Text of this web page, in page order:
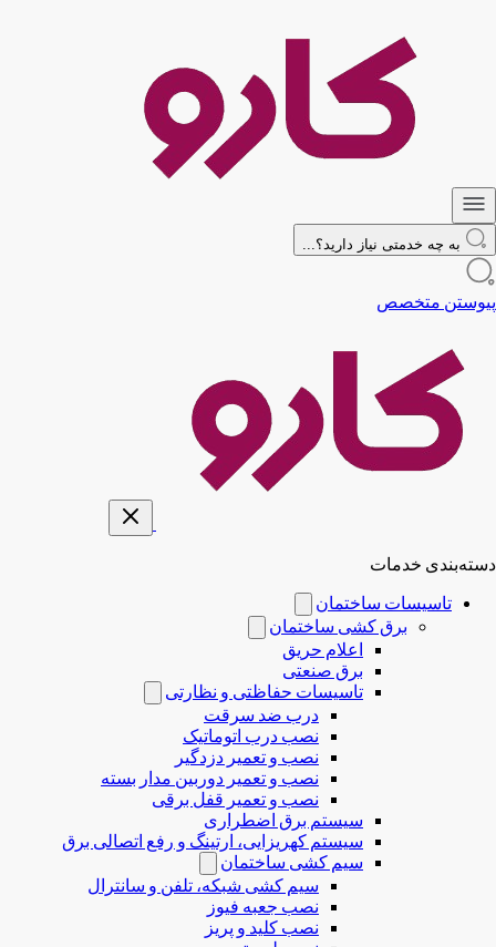
به چه خدمتی نیاز دارید؟...
پیوستن متخصص
دسته‌بندی خدمات
تاسیسات ساختمان
برق کشی ساختمان
اعلام حریق
برق صنعتی
تاسیسات حفاظتی و نظارتی
درب ضد سرقت
نصب درب‌ اتوماتیک
نصب و تعمیر دزدگیر
نصب و تعمیر دوربین مدار بسته
نصب و تعمیر قفل برقی
سیستم برق اضطراری
سیستم کهریزایی، ارتینگ و رفع اتصالی برق
سیم کشی ساختمان
سیم کشی شبکه، تلفن و سانترال
نصب جعبه فیوز
نصب کلید و پریز